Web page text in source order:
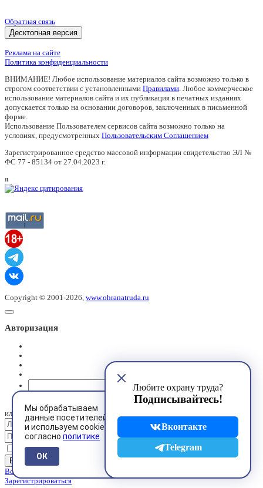
Мы обрабатываем
данные посетителей
и используем cookies
согласно политике
ОК
Любите охрану труда?
Подписывайтесь!
Вконтакте
Telegram
Обратная связь
Десктопная версия
Реклама на сайте
Политика конфиденциальности
ВНИМАНИЕ! Любое использование материалов сайта возможно только в
строгом соответствии с установленными Правилами . Любое коммерческое
использование материалов сайта и их публикация в печатных изданиях
допускается только на основании договоров, заключенных в письменной
форме.
Использование Пользователем сервисов сайта возможно только на
условиях, предусмотренных Пользовательским Соглашением
Зарегистрированное средство массовой информации свидетельство ЭЛ №
ФС 77 - 85134 от 27.04.2023 г.
я
Copyright © 2001-2026, www.ohranatruda.ru
Авторизация
@mail.ru
или
Запомнить меня
Восстановить пароль
Зарегистрироваться